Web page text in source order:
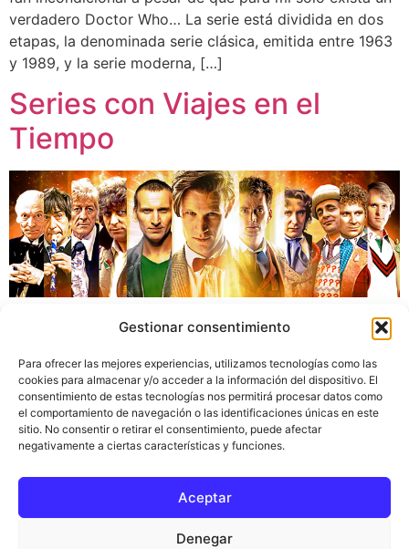
Gestionar consentimiento
Para ofrecer las mejores experiencias, utilizamos tecnologías como las
cookies para almacenar y/o acceder a la información del dispositivo. El
consentimiento de estas tecnologías nos permitirá procesar datos como
el comportamiento de navegación o las identificaciones únicas en este
sitio. No consentir o retirar el consentimiento, puede afectar
negativamente a ciertas características y funciones.
Aceptar
Denegar
verdadero Doctor Who… La serie está dividida en dos
etapas, la denominada serie clásica, emitida entre 1963
y 1989, y la serie moderna, […]
Series con Viajes en el
Tiempo
Si hablamos de viajes en el tiempo resulta imposible no
asociarlo a la trilogía de «Regreso al Futuro» donde
Marty McFly (Michael J. Fox) y Doc Brown (Christopher
Lloyd) viajan al pasado y al futuro con su tuneado
DeLorean. Esta saga de culto, así como otras películas
y libros dedicados a este fenómeno, han influido en la
ficción televisiva de las últimas décadas.
Ciencia del tiempo
Política de privacidad